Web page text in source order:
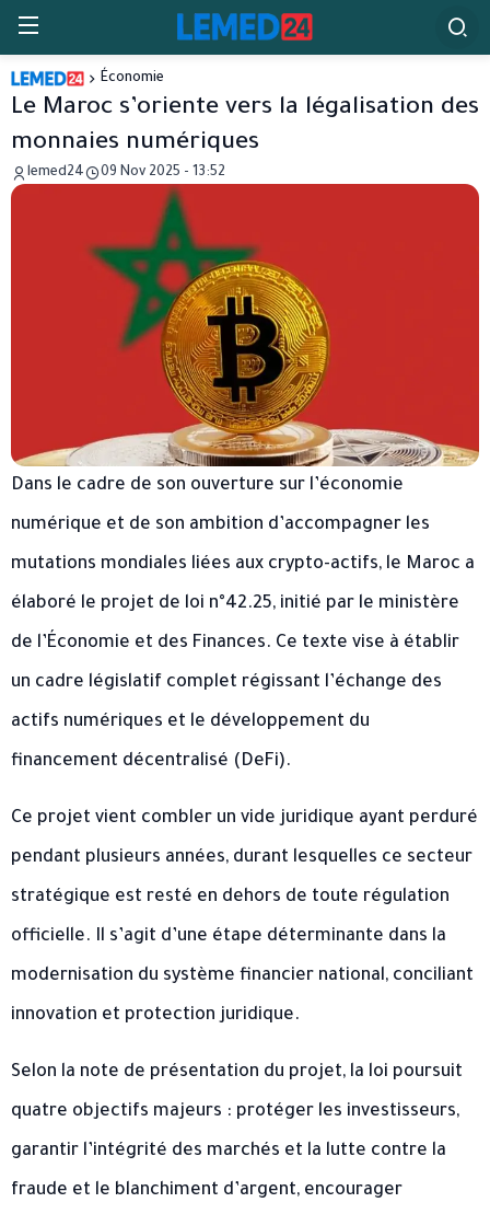
Économie
Le Maroc s’oriente vers la légalisation des
monnaies numériques
lemed24 09 Nov 2025 - 13:52
Dans le cadre de son ouverture sur l’économie
numérique et de son ambition d’accompagner les
mutations mondiales liées aux crypto-actifs, le Maroc a
élaboré le projet de loi n°42.25, initié par le ministère
de l’Économie et des Finances. Ce texte vise à établir
un cadre législatif complet régissant l’échange des
actifs numériques et le développement du
financement décentralisé (DeFi).
Ce projet vient combler un vide juridique ayant perduré
pendant plusieurs années, durant lesquelles ce secteur
stratégique est resté en dehors de toute régulation
officielle. Il s’agit d’une étape déterminante dans la
modernisation du système financier national, conciliant
innovation et protection juridique.
Selon la note de présentation du projet, la loi poursuit
quatre objectifs majeurs : protéger les investisseurs,
garantir l’intégrité des marchés et la lutte contre la
fraude et le blanchiment d’argent, encourager